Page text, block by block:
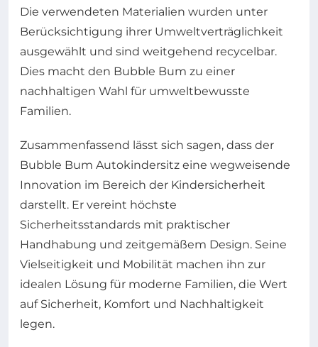
Die verwendeten Materialien wurden unter
Berücksichtigung ihrer Umweltverträglichkeit
ausgewählt und sind weitgehend recycelbar.
Dies macht den Bubble Bum zu einer
nachhaltigen Wahl für umweltbewusste
Familien.
Zusammenfassend lässt sich sagen, dass der
Bubble Bum Autokindersitz eine wegweisende
Innovation im Bereich der Kindersicherheit
darstellt. Er vereint höchste
Sicherheitsstandards mit praktischer
Handhabung und zeitgemäßem Design. Seine
Vielseitigkeit und Mobilität machen ihn zur
idealen Lösung für moderne Familien, die Wert
auf Sicherheit, Komfort und Nachhaltigkeit
legen.